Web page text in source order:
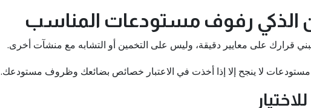
الذكي رفوف مستودعات المناسب
قرارك على معايير دقيقة، وليس على التخمين أو التشابه مع منشآت أخرى.
مستودعات لا ينجح إلا إذا أخذت في الاعتبار خصائص بضائعك وظروف مستودعك.